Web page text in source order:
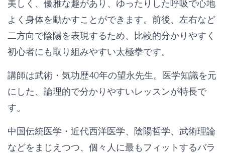
美しく、優雅な趣があり、ゆったりした呼吸で心地
よく身体を動かすことができます。前後、左右など
二方向で陰陽を表現するため、比較的分かりやすく
初心者にも取り組みやすい太極拳です。
講師は武術・気功歴40年の望永先生。医学知識を元
にした、論理的で分かりやすいレッスンが特長で
す。
中国伝統医学・近代西洋医学、陰陽哲学、武術理論
などをまじえつつ、個々人に最もフィットするバラ